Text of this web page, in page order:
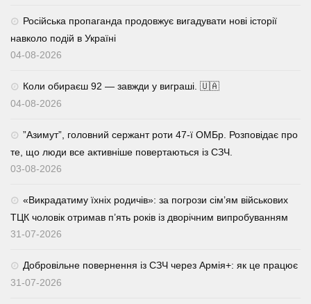
Російська пропаганда продовжує вигадувати нові історії
навколо подій в Україні
04-08-2026
Коли обираєш 92 — завжди у виграші. 🇺🇦
04-08-2026
⁨”Азимут”, головний сержант роти 47-ї ОМБр. Розповідає про
те, що люди все активніше повертаються із СЗЧ.
03-08-2026
«Викрадатиму їхніх родичів»: за погрози сім’ям військових
ТЦК чоловік отримав п’ять років із дворічним випробуванням
31-07-2026
Добровільне повернення із СЗЧ через Армія+: як це працює
31-07-2026